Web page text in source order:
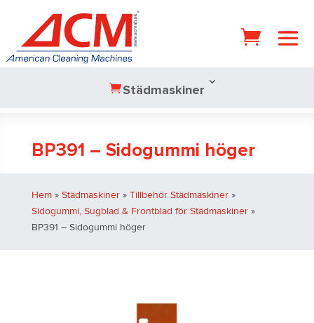
Städmaskiner
BP391 – Sidogummi höger
Hem» Städmaskiner» Tillbehör Städmaskiner»
Sidogummi, Sugblad & Frontblad för Städmaskiner»
BP391 – Sidogummi höger